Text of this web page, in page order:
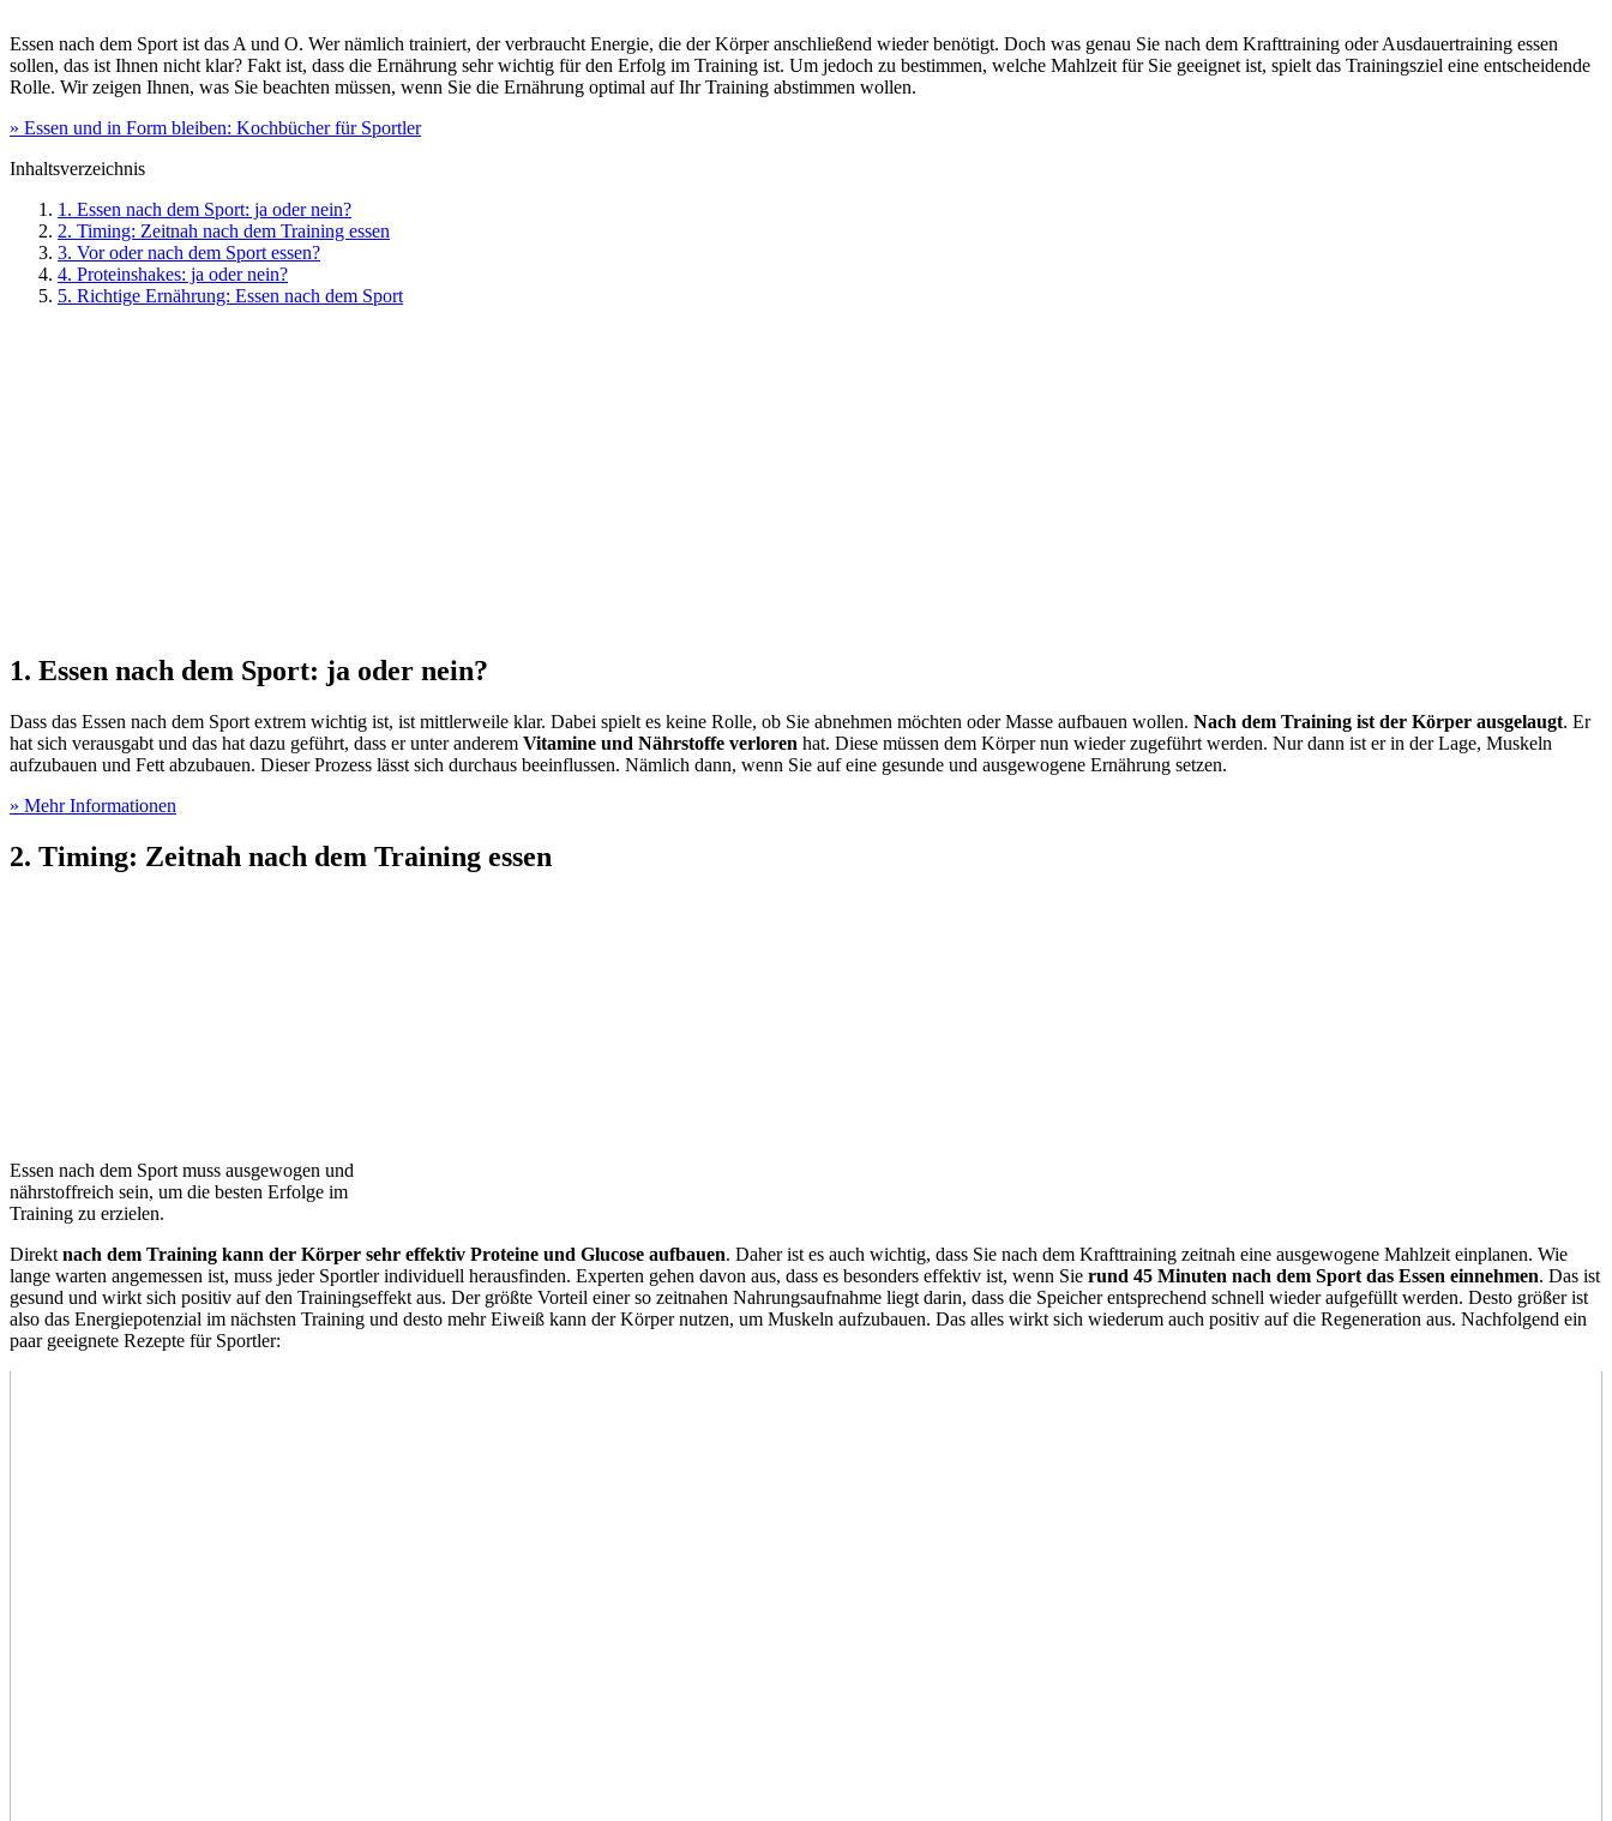
Essen nach dem Sport ist das A und O. Wer nämlich trainiert, der verbraucht Energie, die der Körper anschließend wieder benötigt. Doch was genau Sie nach dem Krafttraining oder Ausdauertraining essen
sollen, das ist Ihnen nicht klar? Fakt ist, dass die Ernährung sehr wichtig für den Erfolg im Training ist. Um jedoch zu bestimmen, welche Mahlzeit für Sie geeignet ist, spielt das Trainingsziel eine entscheidende
Rolle. Wir zeigen Ihnen, was Sie beachten müssen, wenn Sie die Ernährung optimal auf Ihr Training abstimmen wollen.
» Essen und in Form bleiben: Kochbücher für Sportler
Inhaltsverzeichnis
1. Essen nach dem Sport: ja oder nein?
2. Timing: Zeitnah nach dem Training essen
3. Vor oder nach dem Sport essen?
4. Proteinshakes: ja oder nein?
5. Richtige Ernährung: Essen nach dem Sport
1. Essen nach dem Sport: ja oder nein?
Dass das Essen nach dem Sport extrem wichtig ist, ist mittlerweile klar. Dabei spielt es keine Rolle, ob Sie abnehmen möchten oder Masse aufbauen wollen. Nach dem Training ist der Körper ausgelaugt. Er
hat sich verausgabt und das hat dazu geführt, dass er unter anderem Vitamine und Nährstoffe verloren hat. Diese müssen dem Körper nun wieder zugeführt werden. Nur dann ist er in der Lage, Muskeln
aufzubauen und Fett abzubauen. Dieser Prozess lässt sich durchaus beeinflussen. Nämlich dann, wenn Sie auf eine gesunde und ausgewogene Ernährung setzen.
» Mehr Informationen
2. Timing: Zeitnah nach dem Training essen
Essen nach dem Sport muss ausgewogen und
nährstoffreich sein, um die besten Erfolge im
Training zu erzielen.
Direktnach dem Training kann der Körper sehr effektiv Proteine und Glucose aufbauen. Daher ist es auch wichtig, dass Sie nach dem Krafttraining zeitnah eine ausgewogene Mahlzeit einplanen. Wie
lange warten angemessen ist, muss jeder Sportler individuell herausfinden. Experten gehen davon aus, dass es besonders effektiv ist, wenn Sie rund 45 Minuten nach dem Sport das Essen einnehmen. Das ist
gesund und wirkt sich positiv auf den Trainingseffekt aus. Der größte Vorteil einer so zeitnahen Nahrungsaufnahme liegt darin, dass die Speicher entsprechend schnell wieder aufgefüllt werden. Desto größer ist
also das Energiepotenzial im nächsten Training und desto mehr Eiweiß kann der Körper nutzen, um Muskeln aufzubauen. Das alles wirkt sich wiederum auch positiv auf die Regeneration aus. Nachfolgend ein
paar geeignete Rezepte für Sportler: